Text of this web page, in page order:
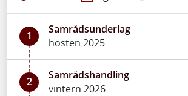
1
Samrådsunderlag
hösten 2025
2
Samrådshandling
vintern 2026